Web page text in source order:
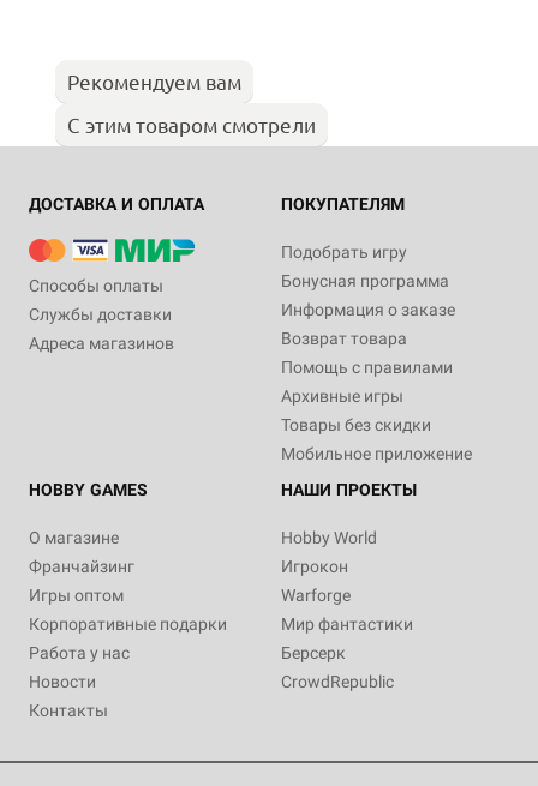
Рекомендуем вам
С этим товаром смотрели
ДОСТАВКА И ОПЛАТА
Способы оплаты
Службы доставки
Адреса магазинов
ПОКУПАТЕЛЯМ
Подобрать игру
Бонусная программа
Информация о заказе
Возврат товара
Помощь с правилами
Архивные игры
Товары без скидки
Мобильное приложение
HOBBY GAMES
О магазине
Франчайзинг
Игры оптом
Корпоративные подарки
Работа у нас
Новости
Контакты
НАШИ ПРОЕКТЫ
Hobby World
Игрокон
Warforge
Мир фантастики
Берсерк
CrowdRepublic